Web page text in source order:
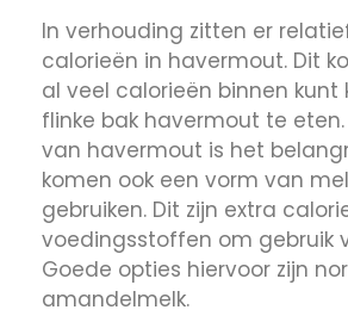
In verhouding zitten er
calorieën in havermout. Dit
al veel calorieën binnen kunt
flinke bak havermout te
van havermout is het
komen ook een vorm van
gebruiken. Dit zijn extra
voedingsstoffen om gebruik
Goede opties hiervoor zijn
amandelmelk.